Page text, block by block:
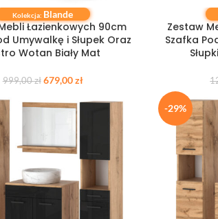
Kolekcja: Blande
Łazienkowych 90cm
Umywalkę i Słupek Oraz
Wotan Biały Mat
999,00zł 679,00zł
DODAJ DO
Zestaw
Szafka
-29%